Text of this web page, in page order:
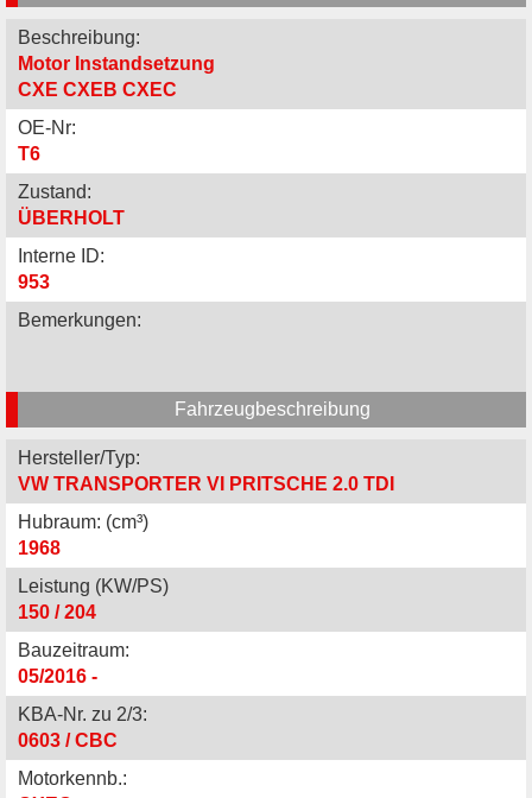
Beschreibung:
Motor Instandsetzung
CXE CXEB CXEC
OE-Nr:
T6
Zustand:
ÜBERHOLT
Interne ID:
953
Bemerkungen:
Fahrzeugbeschreibung
Hersteller/Typ:
VW TRANSPORTER VI PRITSCHE 2.0 TDI
Hubraum: (cm³)
1968
Leistung (KW/PS)
150 / 204
Bauzeitraum:
05/2016 -
KBA-Nr. zu 2/3:
0603 / CBC
Motorkennb.: